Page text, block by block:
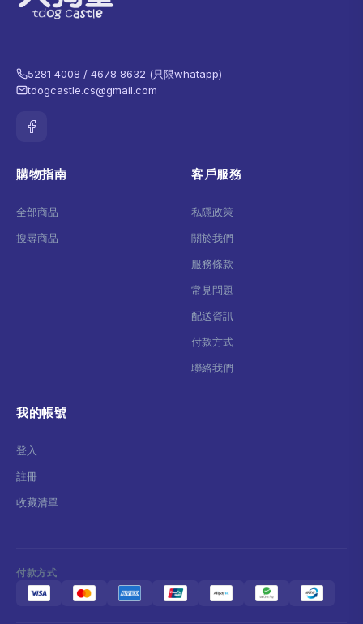
5281 4008 / 4678 8632 (只限whatapp)
tdogcastle.cs@gmail.com
購物指南
全部商品
搜尋商品
客戶服務
私隱政策
關於我們
服務條款
常見問題
配送資訊
付款方式
聯絡我們
我的帳號
登入
註冊
收藏清單
付款方式